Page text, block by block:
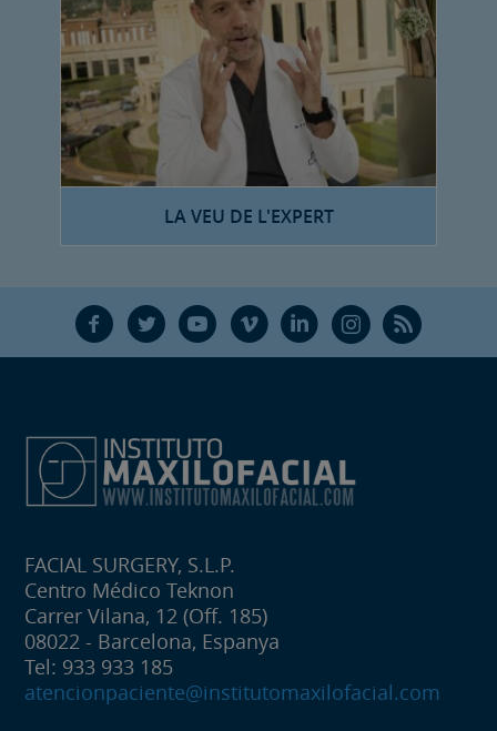
LA VEU DE L'EXPERT
F T Y V L Ñ R
FACIAL SURGERY, S.L.P.
Centro Médico Teknon
Carrer Vilana, 12 (Off. 185)
08022 - Barcelona, Espanya
Tel: 933 933 185
atencionpaciente@institutomaxilofacial.com